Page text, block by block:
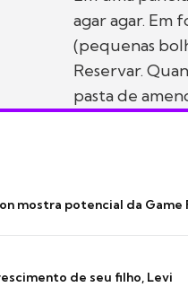
agar agar. Em
(pequenas
Reservar.
pasta de
mostra potencial da Game
de seu filho, Levi